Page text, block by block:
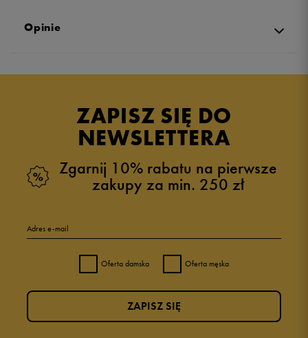
Opinie
ZAPISZ SIĘ DO
NEWSLETTERA
Zgarnij 10% rabatu na pierwsze
zakupy za min. 250 zł
Adres e-mail
Oferta damska Oferta męska
ZAPISZ SIĘ